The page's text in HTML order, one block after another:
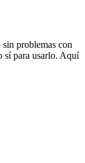
problemas con
sí para usarlo. Aquí